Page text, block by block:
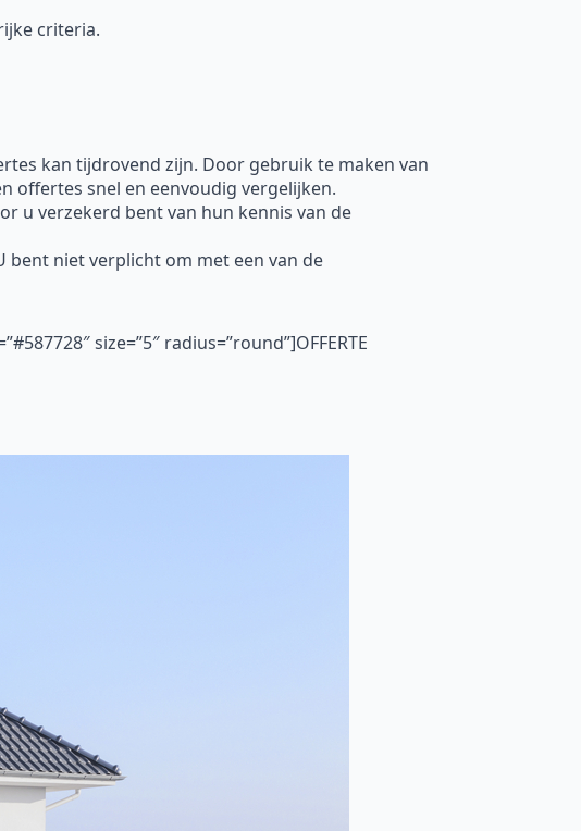
criteria.
kan tijdrovend zijn. Door gebruik te maken van
offertes snel en eenvoudig vergelijken.
u verzekerd bent van hun kennis van de
bent niet verplicht om met een van de
size=”5″ radius=”round”]OFFERTE